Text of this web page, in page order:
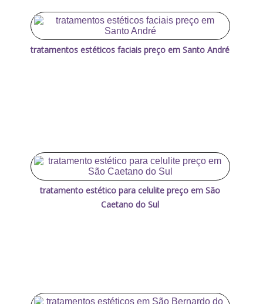
tratamentos estéticos faciais preço em Santo André
tratamento estético para celulite preço em São
Caetano do Sul